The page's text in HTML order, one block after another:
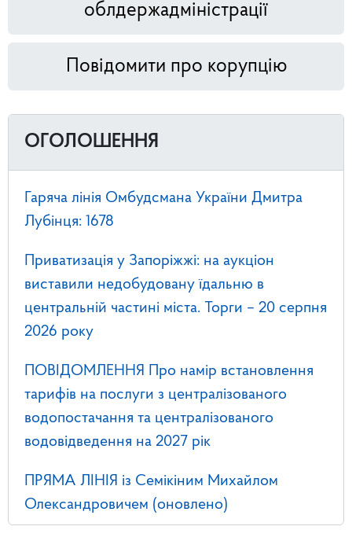
облдержадміністрації
Повідомити про корупцію
ОГОЛОШЕННЯ
Гаряча лінія Омбудсмана України Дмитра
Лубінця: 1678
Приватизація у Запоріжжі: на аукціон
виставили недобудовану їдальню в
центральній частині міста. Торги – 20 серпня
2026 року
ПОВІДОМЛЕННЯ Про намір встановлення
тарифів на послуги з централізованого
водопостачання та централізованого
водовідведення на 2027 рік
ПРЯМА ЛІНІЯ із Семікіним Михайлом
Олександровичем (оновлено)